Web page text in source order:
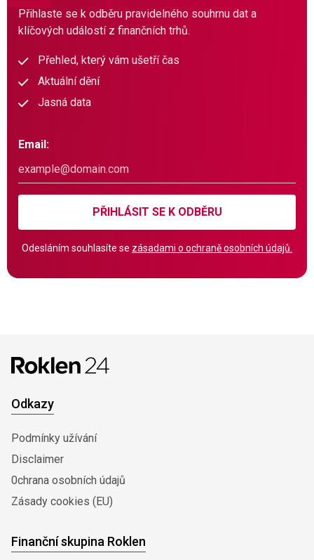
Přihlaste se k odběru pravidelného souhrnu dat a
klíčových událostí z finančních trhů.
Přehled, který vám ušetří čas
Aktuální dění
Jasná data
Email:
PŘIHLÁSIT SE K ODBĚRU
Odesláním souhlasíte se zásadami o ochraně osobních údajů.
Odkazy
Podmínky užívání
Disclaimer
0chrana osobních údajů
Zásady cookies (EU)
Finanční skupina Roklen